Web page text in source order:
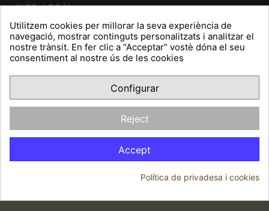
INFO. LEGAL 
A R T S F I T É
FacebookYouTubePinterest
OPINIONS CLIENTS
Utilitzem cookies per millorar la seva experiència de
navegació, mostrar continguts personalitzats i analitzar el
nostre trànsit. En fer clic a “Acceptar” vostè dóna el seu
consentiment al nostre ús de les cookies
Configurar
Reject
Accept
Política de privadesa i cookies